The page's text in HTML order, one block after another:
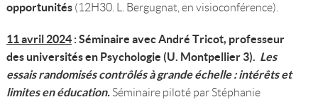
opportunités (12H30. L. Bergugnat, en visioconférence).
11 avril 2024: Séminaire avec André Tricot, professeur
des universités en Psychologie (U. Montpellier 3). Les
essais randomisés contrôlés à grande échelle : intérêts et
limites en éducation. Séminaire piloté par Stéphanie